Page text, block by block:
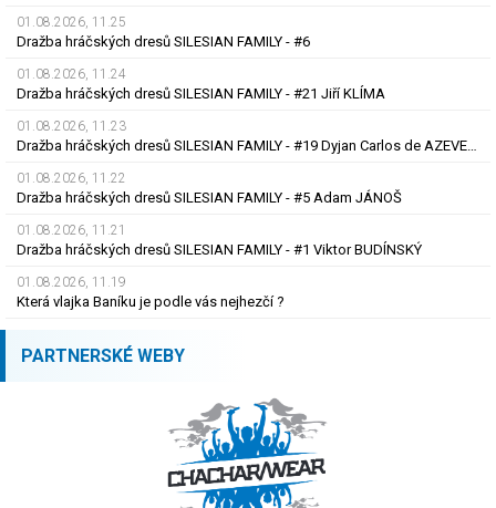
01.08.2026, 11.25
Dražba hráčských dresů SILESIAN FAMILY - #6
01.08.2026, 11.24
Dražba hráčských dresů SILESIAN FAMILY - #21 Jiří KLÍMA
01.08.2026, 11.23
Dražba hráčských dresů SILESIAN FAMILY - #19 Dyjan Carlos de AZEVEDO
01.08.2026, 11.22
Dražba hráčských dresů SILESIAN FAMILY - #5 Adam JÁNOŠ
01.08.2026, 11.21
Dražba hráčských dresů SILESIAN FAMILY - #1 Viktor BUDÍNSKÝ
01.08.2026, 11.19
Která vlajka Baníku je podle vás nejhezčí ?
PARTNERSKÉ WEBY